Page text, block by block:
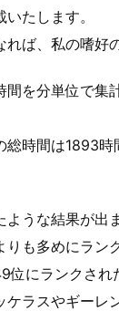
たします。
れば、私の嗜好
間を分単位で集
総時間は1893
ような結果が出
りも多めにラン
位にランクされ
ケラスやギーレ